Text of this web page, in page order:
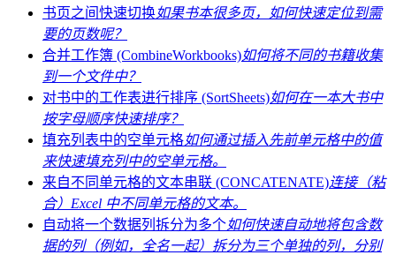
书页之间快速切换如果书本很多页，如何快速定位到需
要的页数呢？
合并工作簿 (CombineWorkbooks)如何将不同的书籍收集
到一个文件中？
对书中的工作表进行排序 (SortSheets)如何在一本大书中
按字母顺序快速排序？
填充列表中的空单元格如何通过插入先前单元格中的值
来快速填充列中的空单元格。
来自不同单元格的文本串联 (CONCATENATE)连接（粘
合）Excel 中不同单元格的文本。
自动将一个数据列拆分为多个如何快速自动地将包含数
据的列（例如，全名一起）拆分为三个单独的列，分别